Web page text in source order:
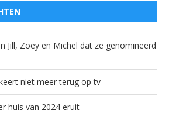
Jill, Zoey en Michel dat ze genomineerd
niet meer terug op tv
huis van 2024 eruit